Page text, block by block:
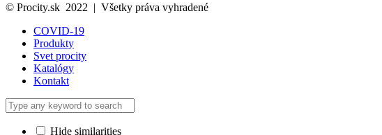
© Procity.sk 2022 | Všetky práva vyhradené
COVID-19
Produkty
Svet procity
Katalógy
Kontakt
Hide similarities